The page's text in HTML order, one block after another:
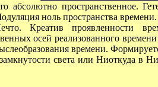
пространственное.
ноль пространства времени.
Креатив проявленности
осей реализованного
времени.
света или Ниоткуда в